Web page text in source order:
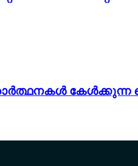
കേൾക്കുന്ന